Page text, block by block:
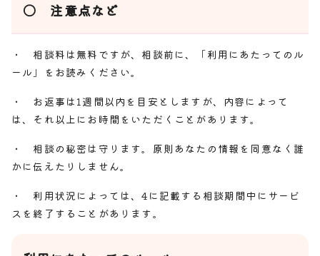
〇 注意点など
・ 相談料は無料ですが、相談前に、「利用にあたってのル
ール」をお読みください。
・ お返事は1週間以内を目安としますが、内容によって
は、それ以上にお時間をいただくことがあります。
・ 相談の秘密は守ります。原則あなたの情報を同意なく誰
かに伝えたりしません。
・ 利用状況によっては、4に記載する相談期間中にサービ
スを終了することがあります。